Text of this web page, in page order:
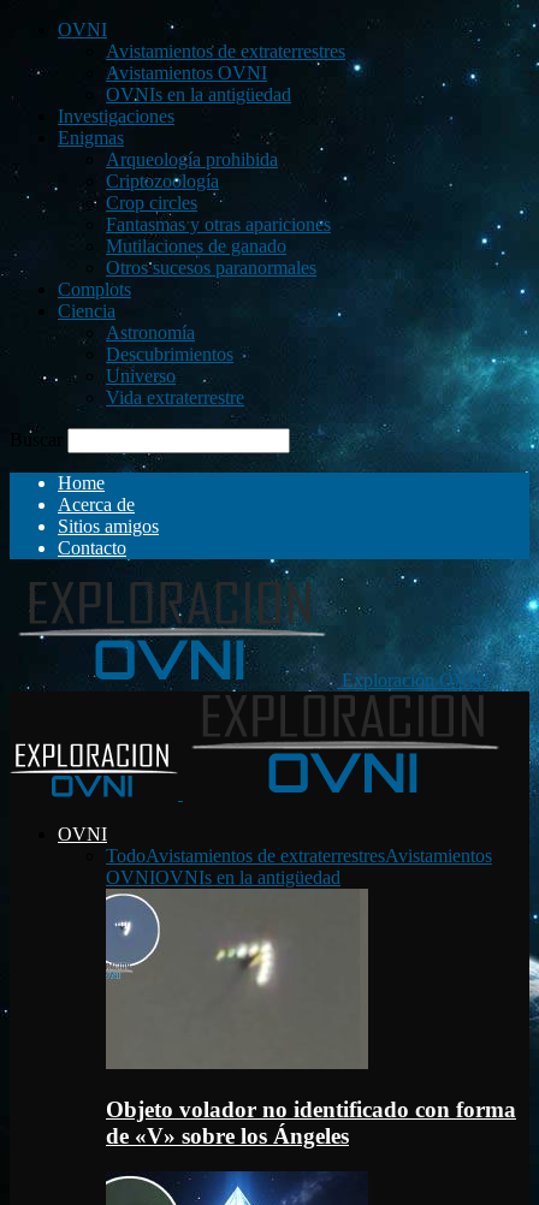
OVNI
Avistamientos de extraterrestres
Avistamientos OVNI
OVNIs en la antigüedad
Investigaciones
Enigmas
Arqueología prohibida
Criptozoología
Crop circles
Fantasmas y otras apariciones
Mutilaciones de ganado
Otros sucesos paranormales
Complots
Ciencia
Astronomía
Descubrimientos
Universo
Vida extraterrestre
Buscar
Home
Acerca de
Sitios amigos
Contacto
Exploración OVNI
OVNI
TodoAvistamientos de extraterrestresAvistamientos
OVNIOVNIs en la antigüedad
Objeto volador no identificado con forma
de «V» sobre los Ángeles